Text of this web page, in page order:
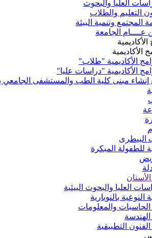
العليا والبحوث
التعليم والطلاب
المجتمع وتنمية البيئة
عــــام الجامعة
الأكاديمية
الأكاديمية "طلاب"
الأكاديمية "دراسات عليا"
مبنى كلية الطب والمستشفى الجامعي
البيطرى
للطفولة المبكرة
العليا والبحوث البيئية
النوعية بالنوبارية
الحاسبات والمعلومات
الهندسة
التطبيقية